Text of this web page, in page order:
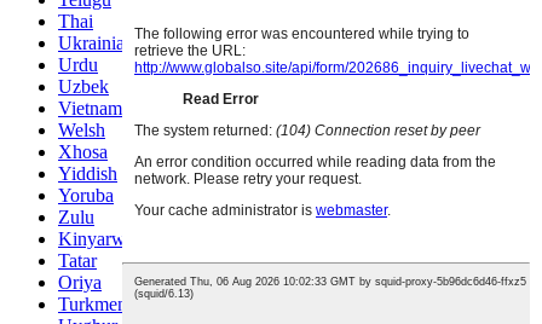
Thai
Ukrainian
Urdu
Uzbek
Vietnamese
Welsh
Xhosa
Yiddish
Yoruba
Zulu
Kinyarwanda
Tatar
Oriya
Turkmen